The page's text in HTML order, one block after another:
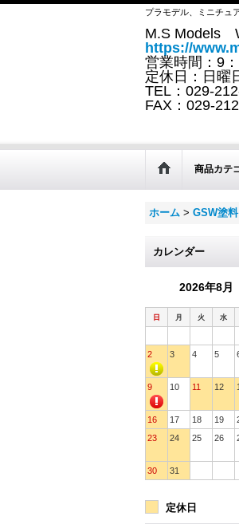
プラモデル、ミニチュ
M.S Models
https://
営業時間：9
定休日：日曜
TEL：029-
FAX：029-
商品カテ
ホーム > GSW塗料
カレンダー
2026年8月
日 月 火 水
2
3 4 5
9 10 11 12
16 17 18 19
23
24 25 26
30 31
定休日